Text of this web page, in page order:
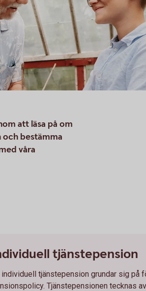
att läsa på om
och bestämma
våra
tjänstepension
individuell tjänstepension grundar sig på
Tjänstepensionen tecknas